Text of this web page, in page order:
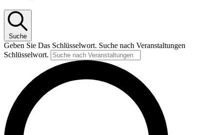
Suche
Geben Sie Das Schlüsselwort. Suche nach Veranstaltungen
Schlüsselwort.